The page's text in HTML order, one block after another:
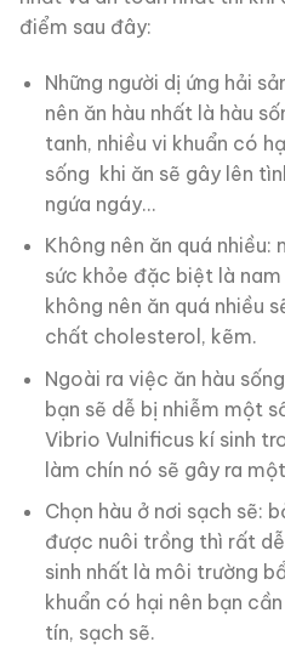
điểm sau đây:
Những người dị ứng hải
nên ăn hàu nhất là hàu
tanh, nhiều vi khuẩn có
sống khi ăn sẽ gây lên
ngứa ngáy…
Không nên ăn quá
sức khỏe đặc biệt là
không nên ăn quá nhiều
chất cholesterol, kẽm.
Ngoài ra việc ăn hàu
bạn sẽ dễ bị nhiễm một
Vibrio Vulnificus kí sinh
làm chín nó sẽ gây ra
Chọn hàu ở nơi sạch sẽ:
được nuôi trồng thì rất
sinh nhất là môi trường
khuẩn có hại nên bạn
tín, sạch sẽ.